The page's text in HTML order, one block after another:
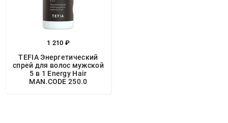
1 210 ₽
TEFIA Энергетический
спрей для волос мужской
5 в 1 Energy Hair
MAN.CODE 250.0